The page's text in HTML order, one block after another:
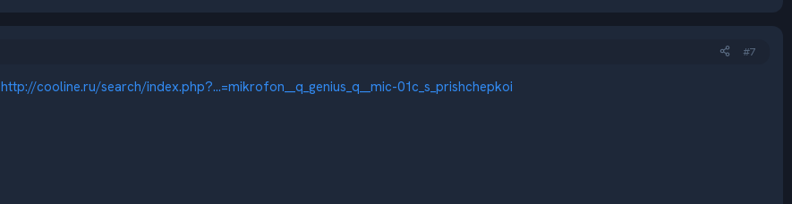
#7
http://cooline.ru/search/index.php?...=mikrofon__q_genius_q__mic-01c_s_prishchepkoi